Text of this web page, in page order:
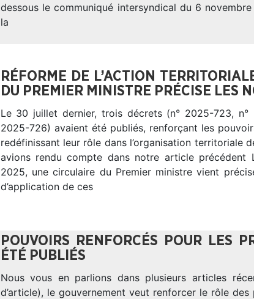
dessous le communiqué intersyndical du 6
la
RÉFORME DE L’ACTION
DU PREMIER MINISTRE PRÉCISE LES
Le 30 juillet dernier, trois décrets (n° 2025-723, n°
2025-726) avaient été publiés, renforçant les
redéfinissant leur rôle dans l’organisation territoriale
avions rendu compte dans notre article précédent
2025, une circulaire du Premier ministre vient
d’application de ces
POUVOIRS RENFORCÉS POUR LES
ÉTÉ PUBLIÉS
Nous vous en parlions dans plusieurs articles
d’article), le gouvernement veut renforcer le rôle des